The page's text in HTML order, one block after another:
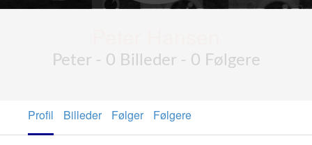
Peter - 0 Billeder - 0 Følgere
Profil Billeder Følger Følgere